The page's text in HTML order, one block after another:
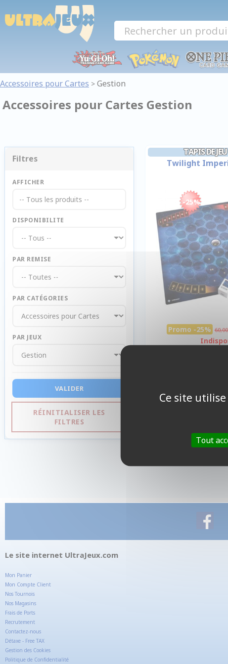
Accessoires pour Cartes > Gestion
Accessoires pour Cartes Gestion
Filtres
AFFICHER
-- Tous les produits --
DISPONIBILITE
PAR REMISE
PAR CATÉGORIES
PAR JEUX
VALIDER
RÉINITIALISER LES
FILTRES
TAPIS DE
Twilight
-25%
Promo -25%
Le site internet UltraJeux.com
Mon Panier
Mon Compte Client
Nos Tournois
Nos Magasins
Frais de Ports
Recrutement
Contactez-nous
Détaxe - Free TAX
Gestion des Cookies
Politique de Confidentialité
Panneau de gestion des cookies
Ce site
Tout